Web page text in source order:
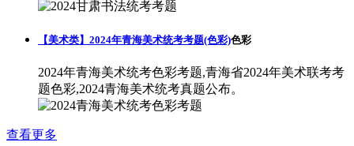
【美术类】2024年青海美术统考考题(色彩)色彩
2024年青海美术统考色彩考题,青海省2024年美术联考考
题色彩,2024青海美术统考真题公布。
查看更多